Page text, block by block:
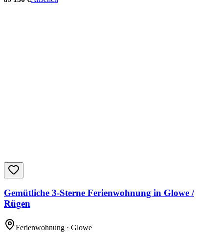
Gemütliche 3-Sterne Ferienwohnung in Glowe /
Rügen
Ferienwohnung · Glowe